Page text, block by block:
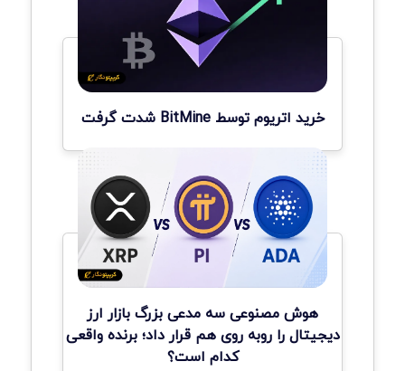
خرید اتریوم توسط BitMine شدت گرفت
هوش مصنوعی سه مدعی بزرگ بازار ارز
دیجیتال را روبه روی هم قرار داد؛ برنده واقعی
کدام است؟